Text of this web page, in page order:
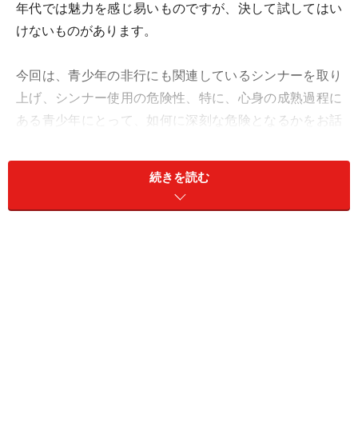
年代では魅力を感じ易いものですが、決して試してはい
けないものがあります。
今回は、青少年の非行にも関連しているシンナーを取り
上げ、シンナー使用の危険性、特に、心身の成熟過程に
ある青少年にとって、如何に深刻な危険となるかをお話
続きを読む